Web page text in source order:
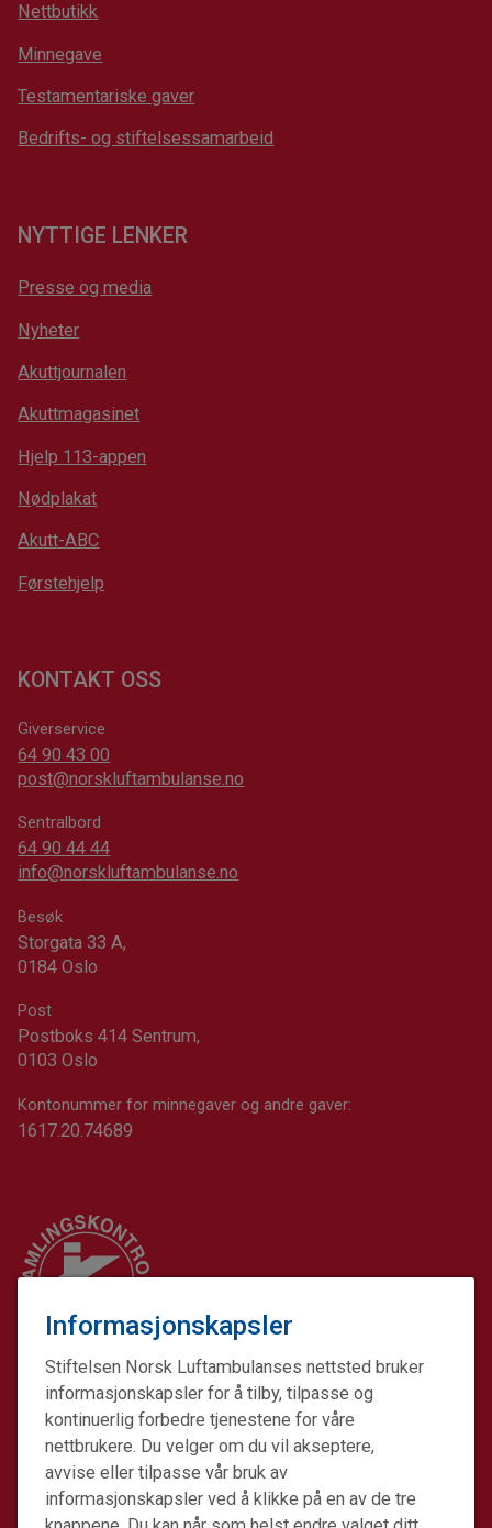
Informasjonskapsler
Stiftelsen Norsk Luftambulanses nettsted bruker
informasjonskapsler for å tilby, tilpasse og
kontinuerlig forbedre tjenestene for våre
nettbrukere. Du velger om du vil akseptere,
avvise eller tilpasse vår bruk av
informasjonskapsler ved å klikke på en av de tre
Nettbutikk
Minnegave
Testamentariske gaver
Bedrifts- og stiftelsessamarbeid
NYTTIGE LENKER
Presse og media
Nyheter
Akuttjournalen
Akuttmagasinet
Hjelp 113-appen
Nødplakat
Akutt-ABC
Førstehjelp
KONTAKT OSS
Giverservice
64 90 43 00
post@norskluftambulanse.no
Sentralbord
64 90 44 44
info@norskluftambulanse.no
Besøk
Storgata 33 A,
0184 Oslo
Post
Postboks 414 Sentrum,
0103 Oslo
Kontonummer for minnegaver og andre gaver:
1617.20.74689
Stiftelsen Norsk Luftambulanse er en ideell stiftelse.